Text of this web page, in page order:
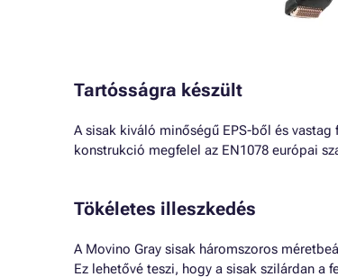
Tartósságra készült
A sisak kiváló minőségű EPS-ből és
konstrukció megfelel az EN1078 európai
Tökéletes illeszkedés
A Movino Gray sisak háromszoros
Ez lehetővé teszi, hogy a sisak szilárdan a